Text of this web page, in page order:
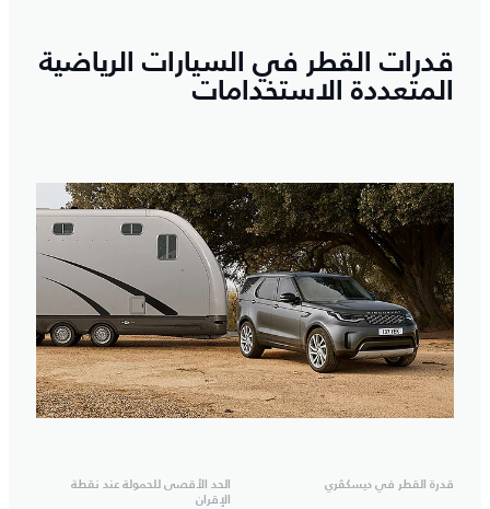
قدرات القطر في السيارات الرياضية
المتعددة الاستخدامات
قدرة القطر في ديسكڤري
الحد الأقصى للحمولة عند نقطة
الإقران